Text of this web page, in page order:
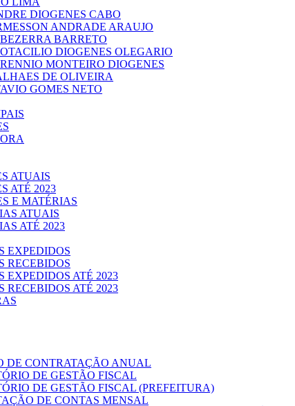
DIOGENES CABO
ANDRADE ARAUJO
BARRETO
DIOGENES OLEGARIO
MONTEIRO DIOGENES
DE OLIVEIRA
GOMES NETO
ATUAIS
ATÉ 2023
E MATÉRIAS
ATUAIS
ATÉ 2023
EXPEDIDOS
RECEBIDOS
EXPEDIDOS ATÉ 2023
RECEBIDOS ATÉ 2023
DE CONTRATAÇÃO ANUAL
DE GESTÃO FISCAL
DE GESTÃO FISCAL (PREFEITURA)
DE CONTAS MENSAL